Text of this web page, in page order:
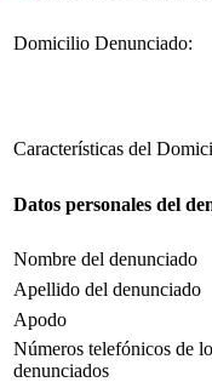
Domicilio Denunciado:
Características del
Datos personales del
Nombre del denunciado
Apellido del denunciado
Apodo
Números telefónicos de
denunciados